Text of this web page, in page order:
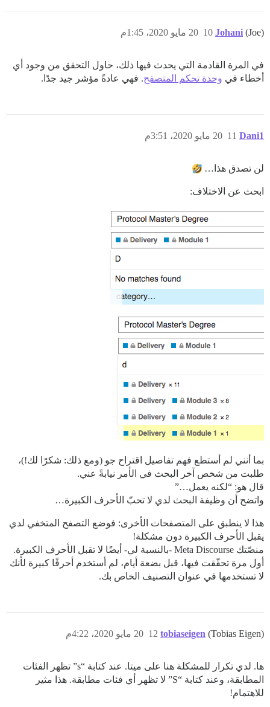
Johani (Joe) 20 مايو 2020، 1:45م 10
في المرة القادمة التي يحدث فيها ذلك، حاول التحقق من وجود أي
أخطاء في وحدة تحكم المتصفح. فهي عادةً مؤشر جيد جدًا.
Dani1 20 مايو 2020، 3:51م 11
لن تصدق هذا…
ابحث عن الاختلاف:
بما أنني لم أستطع فهم تفاصيل اقتراح جو (ومع ذلك: شكرًا لك!)،
طلبت من شخص آخر البحث في الأمر نيابةً عني.
قال هو: “لكنه يعمل…”
واتضح أن وظيفة البحث لدي لا تحبّ الأحرف الكبيرة…
هذا لا ينطبق على المتصفحات الأخرى: فوضع التصفح المتخفي لدي
يقبل الأحرف الكبيرة دون مشكلة!
منصّتك Meta Discourse -بالنسبة لي- أيضًا لا تقبل الأحرف الكبيرة.
أول مرة تحقّقت فيها، قبل بضعة أيام، لم أستخدم أحرفًا كبيرة لأنك
لا تستخدمها في عنوان التصنيف الخاص بك.
tobiaseigen (Tobias Eigen) 20 مايو 2020، 4:22م 12
ها. لدي تكرار للمشكلة هنا على ميتا. عند كتابة “s” تظهر الفئات
المطابقة، وعند كتابة “S” لا تظهر أي فئات مطابقة. هذا مثير
للاهتمام!